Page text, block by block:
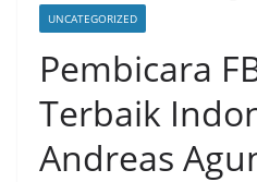
UNCATEGORIZED
Pembicara
Terbaik
Andreas